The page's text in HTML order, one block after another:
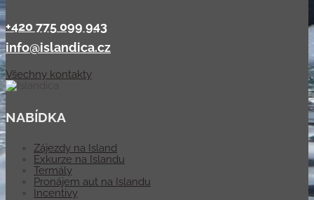
+420 775 099 943
info@islandica.cz
Všechny kontakty
NABÍDKA
Zájezdy na Island
Exkurze na Islandu
Termály
Pronájem aut na Islandu
Incentivy